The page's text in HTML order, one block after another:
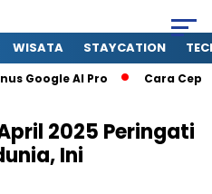
WISATA STAYCATION
AI Pro Cara Cepat
2025 Peringati
Ini